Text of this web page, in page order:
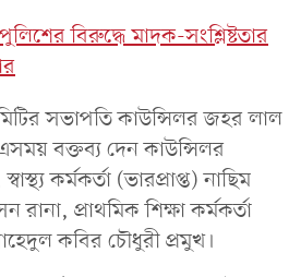
বিরুদ্ধে মাদক-সংশ্লিষ্টতার
কমিটির সভাপতি কাউন্সিলর জহর লাল
বক্তব্য দেন কাউন্সিলর
কর্মকর্তা (ভারপ্রাপ্ত) নাছিম
প্রাথমিক শিক্ষা কর্মকর্তা
কবির চৌধুরী প্রমুখ।